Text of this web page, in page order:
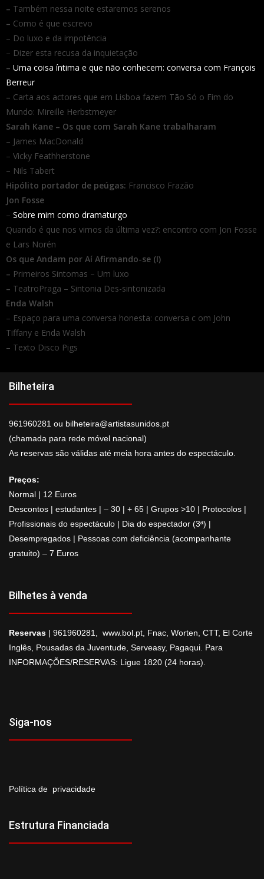
– Também nessa noite estaremos serenos
– Como é que escrevo
– Do luxo e da impotência
– Dizer esta recusa da inquietação
– Uma coisa íntima e que não conhecem: conversa com François
Berreur
– Carta aos actores que em Lisboa fazem Tão Só o Fim do
Mundo: Mireille Herbstmeyer
Sarah Kane – Os que com Sarah Kane trabalharam
– James MacDonald
– Vicky Feathherstone
– Nils Tabert
Hipólito portador de peúgas: Francisco Frazão
Jon Fosse
– Sobre mim como dramaturgo
Quando é que nos vimos da última vez?: encontro com Jon Fosse
e Lars Norén
Os que Andam por Aí Afirmando-se (I)
– Primeiros Sintomas – Um luxo
– TeatroPraga – Sintonia Des-sintonizada
Enda Walsh
– Espaço para uma conversa honesta: conversa c om John
Tiffany e Enda Walsh
– Texto Disco Pigs
Bilheteira
961960281 ou bilheteira@artistasunidos.pt
(chamada para rede móvel nacional)
As reservas são válidas até meia hora antes do espectáculo.
Preços:
Normal | 12 Euros
Descontos | estudantes | – 30 | + 65 | Grupos >10 | Protocolos |
Profissionais do espectáculo | Dia do espectador (3ª) |
Desempregados | Pessoas com deficiência (acompanhante
gratuito) – 7 Euros
Bilhetes à venda
Reservas | 961960281, www.bol.pt , Fnac, Worten, CTT, El Corte
Inglês, Pousadas da Juventude, Serveasy, Pagaqui. Para
INFORMAÇÕES/RESERVAS: Ligue 1820 (24 horas).
Siga-nos
Política de privacidade
Estrutura Financiada